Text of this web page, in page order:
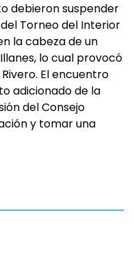
debieron suspender
Torneo del Interior
la cabeza de un
lo cual provocó
El encuentro
adicionado de la
del Consejo
y tomar una